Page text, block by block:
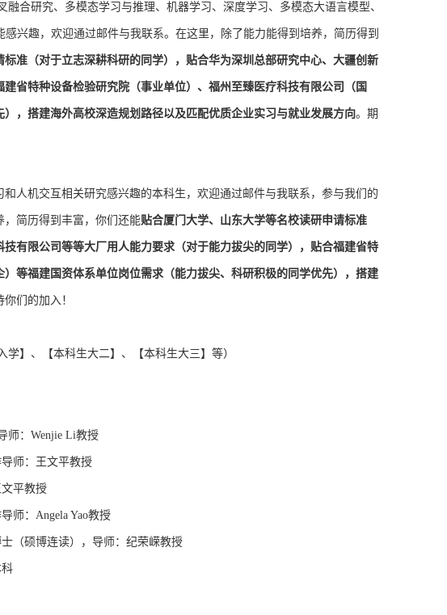
合研究、多模态学习与推理、机器学习、深度学习、多模态大语言模型、
兴趣，欢迎通过邮件与我联系。 在这里，除了能力能得到培养，简历得到
准（对于立志深耕科研的同学），贴合华为深圳总部研究中心、大疆创新
建省特种设备检验研究院（事业单位）、福州至臻医疗科技有限公司（国
），搭建海外高校深造规划路径以及匹配优质企业实习与就业发展方向。 期
和人机交互 相关研究感兴趣的本科生，欢迎通过邮件与我联系，参与我们的
简历得到丰富，你们还能贴合厦门大学、山东大学等名校读研申请标准
技有限公司等等大厂用人能力要求 （对于能力拔尖的同学）， 贴合福建省特
）等福建国资体系单位岗位需求 （能力拔尖、科研积极的同学优先）， 搭建
你们的加入！
学】、 【本科生大二】、 【本科生大三】等）
师：Wenjie Li教授
师：王文平教授
平教授
师：Angela Yao教授
（硕博连读），导师：纪荣嵘教授